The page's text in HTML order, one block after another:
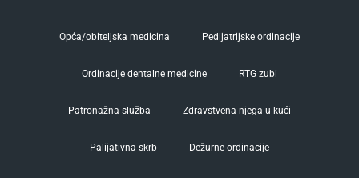
Opća/obiteljska medicina Pedijatrijske ordinacije
Ordinacije dentalne medicine RTG zubi
Patronažna služba Zdravstvena njega u kući
Palijativna skrb Dežurne ordinacije